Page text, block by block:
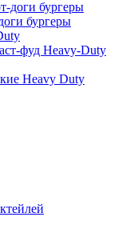
бургеры
фуд Heavy-Duty
Heavy Duty